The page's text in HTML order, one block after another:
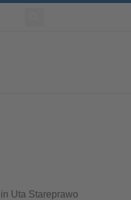
Uta Stareprawo